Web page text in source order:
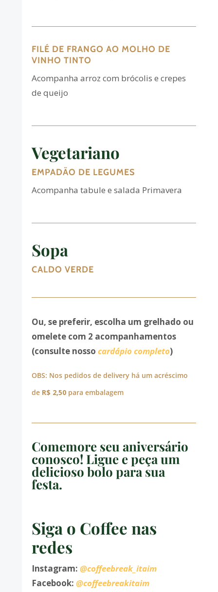
FILÉ DE FRANGO AO MOLHO DE
VINHO TINTO
Acompanha arroz com brócolis e crepes
de queijo
Vegetariano
EMPADÃO DE LEGUMES
Acompanha tabule e salada Primavera
Sopa
CALDO VERDE
Ou, se preferir, escolha um grelhado ou
omelete com 2 acompanhamentos
(consulte nosso cardápio completo)
OBS: Nos pedidos de delivery há um acréscimo
de R$ 2,50para embalagem
Comemore seu aniversário
conosco! Ligue e peça um
delicioso bolo para sua
festa.
Siga o Coffee nas
redes
Instagram: @coffeebreak_itaim
Facebook: @coffeebreakitaim